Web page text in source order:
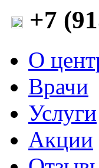
+7
О
Врачи
Услуги
Акции